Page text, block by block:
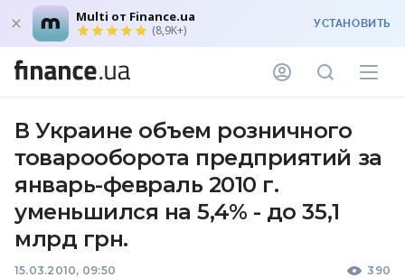
Multi от Finance.ua
(8,9K+) УСТАНОВИТЬ
В Украине объем розничного
товарооборота предприятий за
январь-февраль 2010 г.
уменьшился на 5,4% - до 35,1
млрд грн.
15.03.2010, 09:50 390